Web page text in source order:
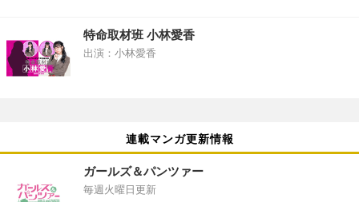
特命取材班 小林愛香
出演：小林愛香
連載マンガ更新情報
ガールズ＆パンツァー
毎週火曜日更新